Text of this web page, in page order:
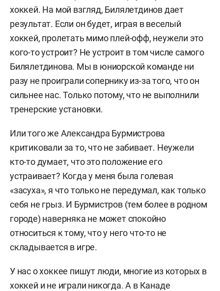
хоккей. На мой взгляд, Билялетдинов дает
результат. Если он будет, играя в веселый
хоккей, пролетать мимо плей-офф, неужели это
кого-то устроит? Не устроит в том числе самого
Билялетдинова. Мы в юниорской команде ни
разу не проиграли сопернику из-за того, что он
сильнее нас. Только потому, что не выполнили
тренерские установки.
Или того же Александра Бурмистрова
критиковали за то, что не забивает. Неужели
кто-то думает, что это положение его
устраивает? Когда у меня была голевая
«засуха», я что только не передумал, как только
себя не грыз. И Бурмистров (тем более в родном
городе) наверняка не может спокойно
относиться к тому, что у него что-то не
складывается в игре.
У нас о хоккее пишут люди, многие из которых в
хоккей и не играли никогда. А в Канаде